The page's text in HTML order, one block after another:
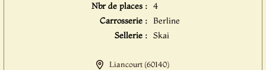
Nbr de places : 4
Carrosserie : Berline
Sellerie : Skai
Liancourt (60140)